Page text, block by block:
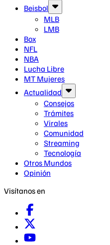
Beisbol
MLB
LMB
Box
NFL
NBA
Lucha Libre
MT Mujeres
Actualidad
Consejos
Trámites
Virales
Comunidad
Streaming
Tecnología
Otros Mundos
Opinión
Visítanos en